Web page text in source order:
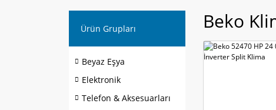
Ürün Grupları
Beyaz Eşya
Elektronik
Telefon & Aksesuarları
Beko